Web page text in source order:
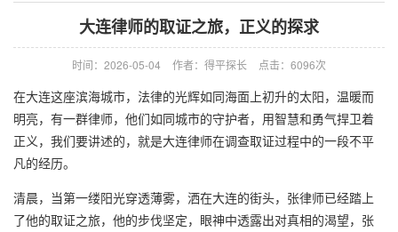
大连律师的取证之旅，正义的探求
时间：2026-05-04 作者：得平探长 点击：6096次
在大连这座滨海城市，法律的光辉如同海面上初升的太阳，温暖而
明亮，有一群律师，他们如同城市的守护者，用智慧和勇气捍卫着
正义，我们要讲述的，就是大连律师在调查取证过程中的一段不平
凡的经历。
清晨，当第一缕阳光穿透薄雾，洒在大连的街头，张律师已经踏上
了他的取证之旅，他的步伐坚定，眼神中透露出对真相的渴望，张